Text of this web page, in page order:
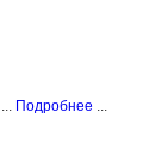
Подробнее ...